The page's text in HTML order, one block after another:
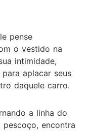
pense
o vestido na
intimidade,
aplacar seus
daquele carro.
a linha do
encontra